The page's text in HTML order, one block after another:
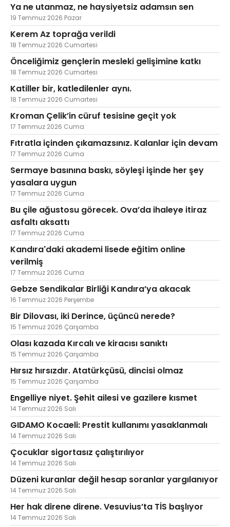
Ya ne utanmaz, ne haysiyetsiz adamsın sen
19 Temmuz 2026 Pazar
Kerem Az toprağa verildi
18 Temmuz 2026 Cumartesi
Önceliğimiz gençlerin mesleki gelişimine katkı
18 Temmuz 2026 Cumartesi
Katiller bir, katledilenler aynı.
18 Temmuz 2026 Cumartesi
Kroman Çelik’in cüruf tesisine geçit yok
17 Temmuz 2026 Cuma
Fıtratla içinden çıkamazsınız. Kalanlar için devam
17 Temmuz 2026 Cuma
Sermaye basınına baskı, söyleşi işinde her şey
yasalara uygun
17 Temmuz 2026 Cuma
Bu çile ağustosu görecek. Ova’da ihaleye itiraz
asfaltı aksattı
17 Temmuz 2026 Cuma
Kandıra'daki akademi lisede eğitim online
verilmiş
17 Temmuz 2026 Cuma
Gebze Sendikalar Birliği Kandıra’ya akacak
16 Temmuz 2026 Perşembe
Bir Dilovası, iki Derince, üçüncü nerede?
15 Temmuz 2026 Çarşamba
Olası kazada Kırcalı ve kiracısı sanıktı
15 Temmuz 2026 Çarşamba
Hırsız hırsızdır. Atatürkçüsü, dincisi olmaz
15 Temmuz 2026 Çarşamba
Engelliye niyet. Şehit ailesi ve gazilere kısmet
14 Temmuz 2026 Salı
GIDAMO Kocaeli: Prestit kullanımı yasaklanmalı
14 Temmuz 2026 Salı
Çocuklar sigortasız çalıştırılıyor
14 Temmuz 2026 Salı
Düzeni kuranlar değil hesap soranlar yargılanıyor
14 Temmuz 2026 Salı
Her hak direne direne. Vesuvius’ta TİS başlıyor
14 Temmuz 2026 Salı